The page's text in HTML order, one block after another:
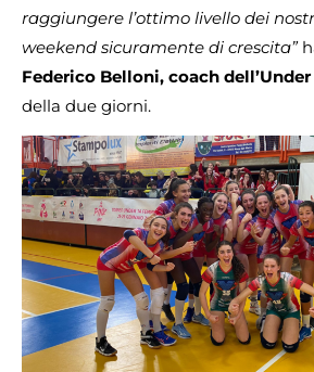
raggiungere l’ottimo livello dei
weekend sicuramente di crescita”
Federico Belloni, coach dell’Under
della due giorni.